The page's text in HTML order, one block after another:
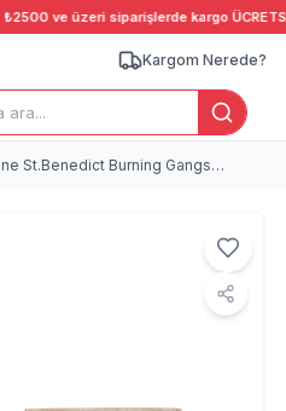
₺2500 ve üzeri siparişlerde kargo
Kargom Nerede?
Zippo Constantine St.Benedict Burning Gangs plakalı tasarım armor zippo